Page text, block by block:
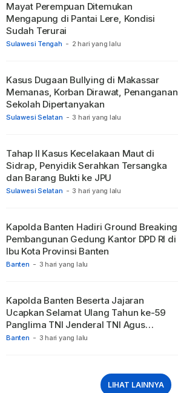
Sulawesi Tengah - 2 hari yang lalu
Mayat Perempuan Ditemukan
Mengapung di Pantai Lere, Kondisi
Sudah Terurai
Sulawesi Selatan - 3 hari yang lalu
Kasus Dugaan Bullying di Makassar
Memanas, Korban Dirawat, Penanganan
Sekolah Dipertanyakan
Sulawesi Selatan - 3 hari yang lalu
Tahap II Kasus Kecelakaan Maut di
Sidrap, Penyidik Serahkan Tersangka
dan Barang Bukti ke JPU
Banten - 3 hari yang lalu
Kapolda Banten Hadiri Ground Breaking
Pembangunan Gedung Kantor DPD RI di
Ibu Kota Provinsi Banten
Banten - 3 hari yang lalu
Kapolda Banten Beserta Jajaran
Ucapkan Selamat Ulang Tahun ke-59
Panglima TNI Jenderal TNI Agus
Subiyanto
LIHAT LAINNYA